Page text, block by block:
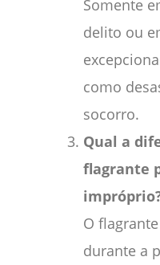
Somente
delito ou
como
socorro.
Qual a
flagrante
O
durante a